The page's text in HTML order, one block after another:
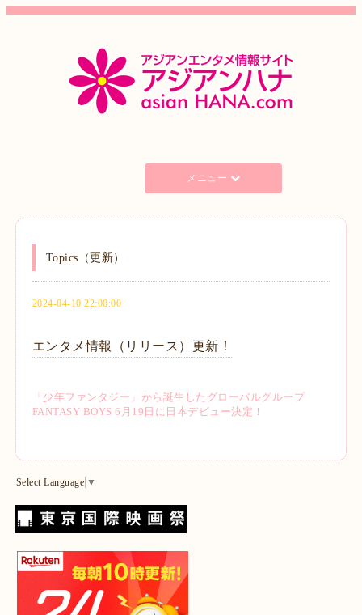
メニュー
Topics（更新）
2024-04-10 22:00:00
エンタメ情報（リリース）更新！
「少年ファンタジー」から誕生したグローバルグループ
FANTASY BOYS 6月19日に日本デビュー決定！
Select Language ▼